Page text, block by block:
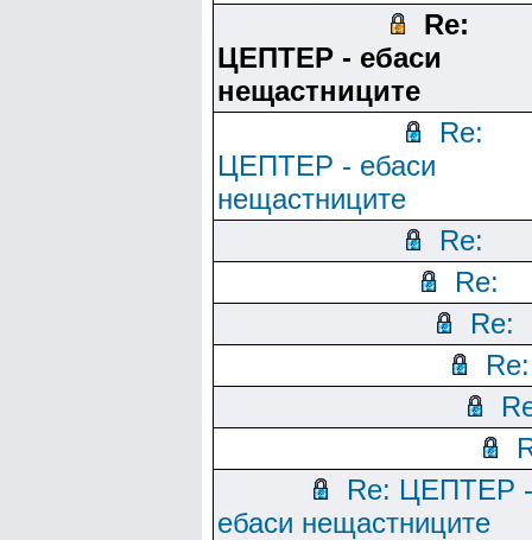
Re:
ЦЕПТЕР - ебаси
нещастниците
Re:
ЦЕПТЕР - ебаси
нещастниците
Re:
Re:
Re:
Re:
Re: ЦЕПТЕР -
ебаси нещастниците